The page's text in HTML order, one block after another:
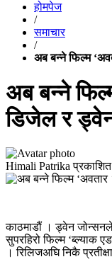
होमपेज
/
समाचार
/
अब बन्ने फिल्म
अब बन्ने
डिजेल र
Himali Patrika प्रकाशित
काठमाडौं । ड्वेन जोन्सनले
सुपरहिरो फिल्म ‘ब्ल्याक
। रिलिजअघि निकै